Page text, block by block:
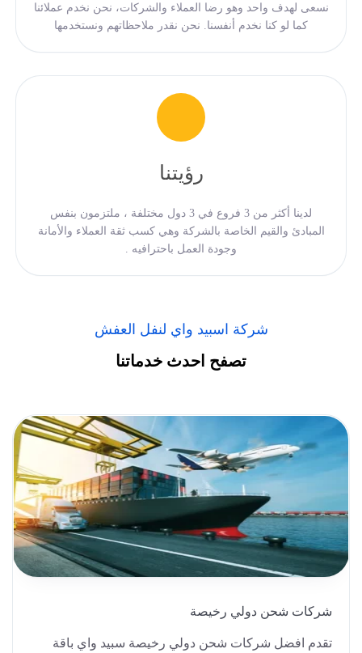
نسعى لهدف واحد وهو رضا العملاء والشركات، نحن نخدم عملائنا
كما لو كنا نخدم أنفسنا. نحن نقدر ملاحظاتهم ونستخدمها
رؤيتنا
لدينا أكثر من 3 فروع في 3 دول مختلفة ، ملتزمون بنفس
المبادئ والقيم الخاصة بالشركة وهي كسب ثقة العملاء والأمانة
وجودة العمل باحترافيه .
شركة اسبيد واي لنفل العفش
تصفح احدث خدماتنا
شركات شحن دولي رخيصة
تقدم افضل شركات شحن دولي رخيصة سبيد واي باقة